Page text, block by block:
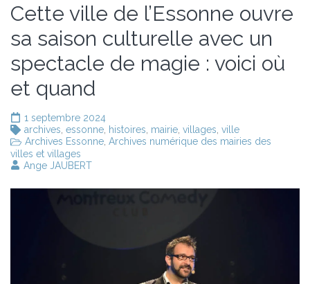
Cette ville de l’Essonne ouvre
sa saison culturelle avec un
spectacle de magie : voici où
et quand
1 septembre 2024
archives essonne histoires mairie villages ville
Archives Essonne Archives numérique des mairies des
villes et villages
Ange JAUBERT